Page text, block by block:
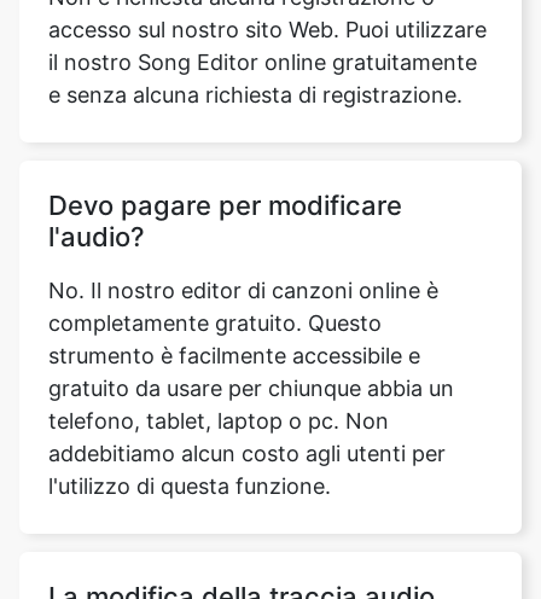
Devo pagare per modificare
completamente gratuito. Questo
strumento è facilmente accessibile e
gratuito da usare per chiunque abbia un
telefono, tablet, laptop o pc. Non
addebitiamo alcun costo agli utenti per
l'utilizzo di questa funzione.
La modifica della traccia audio